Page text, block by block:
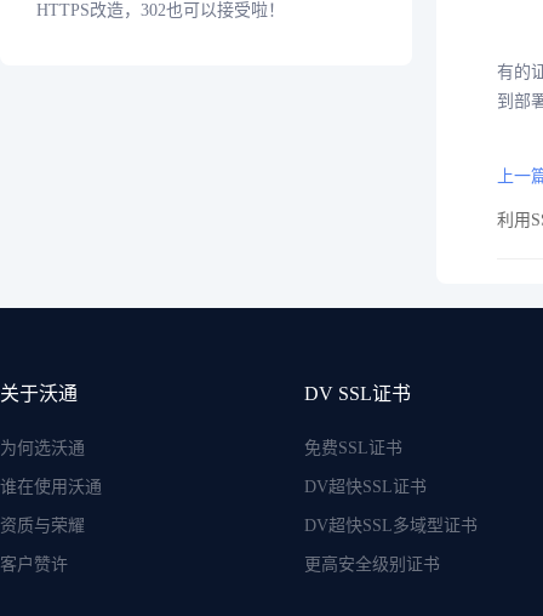
HTTPS改造，302也可以接受啦！
有的
到部
上一
利用
关于沃通
为何选沃通
谁在使用沃通
资质与荣耀
客户赞许
DV SSL证书
免费SSL证书
DV超快SSL证书
DV超快SSL多域型证书
更高安全级别证书